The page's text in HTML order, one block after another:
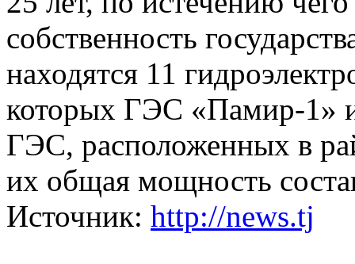
собственность
находятся 11
которых ГЭС «Памир-1»
ГЭС, расположенных в
их общая мощность
Источник: http://news.tj